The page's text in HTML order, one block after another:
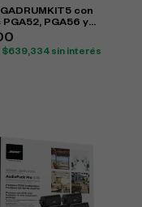
con
PGA56 y
batería
$639,334 sin interés